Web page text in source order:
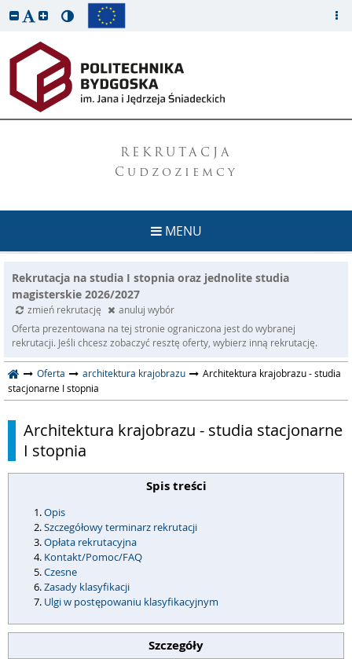
REKRUTACJA
Cudzoziemcy
MENU
Rekrutacja na studia I stopnia oraz jednolite studia
magisterskie 2026/2027
zmień rekrutację
anuluj wybór
Oferta prezentowana na tej stronie ograniczona jest do wybranej
rekrutacji. Jeśli chcesz zobaczyć resztę oferty, wybierz inną rekrutację.
Oferta architektura krajobrazu
Architektura krajobrazu - studia
stacjonarne I stopnia
Architektura krajobrazu - studia stacjonarne
I stopnia
Spis treści
Opis
Szczegółowy terminarz rekrutacji
Opłata rekrutacyjna
Kontakt/Pomoc/FAQ
Czesne
Zasady klasyfikacji
Ulgi w postępowaniu klasyfikacyjnym
Szczegóły